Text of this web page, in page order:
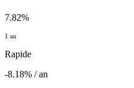
7.82%
1 an
Rapide
-8.18% / an